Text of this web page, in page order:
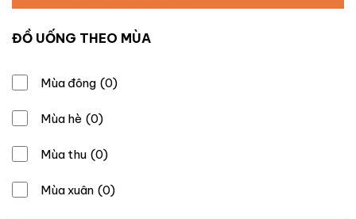
ĐỒ UỐNG THEO MÙA
Mùa đông (0)
Mùa hè (0)
Mùa thu (0)
Mùa xuân (0)